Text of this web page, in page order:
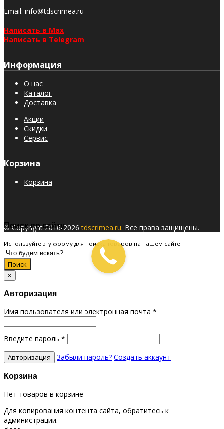
Email: info@tdscrimea.ru
Написать в Max
Написать в Telegram
Информация
О нас
Каталог
Доставка
Акции
Скидки
Сервис
Корзина
Корзина
© Copyright 2016-2026tdscrimea.ru. Все права защищены.
Поиск по сайту
Используйте эту форму для поиска товаров на нашем сайте
Поиск
×
Авторизация
Имя пользователя или электронная почта *
Введите пароль *
Забыли пароль? Создать аккаунт
Корзина
Нет товаров в корзине
Для копирования контента сайта, обратитесь к
администрации.